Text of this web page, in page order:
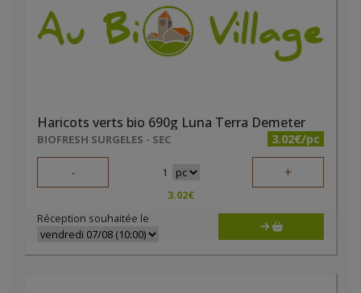
Haricots verts bio 690g Luna Terra Demeter
BIOFRESH SURGELES - SEC 3.02€/pc
- 1 +
3.02€
Réception souhaitée le